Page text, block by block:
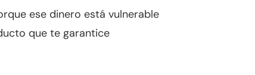
ese dinero está vulnerable
que te garantice